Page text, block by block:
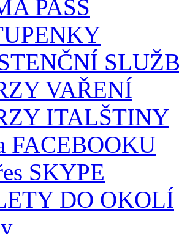
PASS
VAŘENÍ
ITALŠTINY
FACEBOOKU
SKYPE
DO OKOLÍ